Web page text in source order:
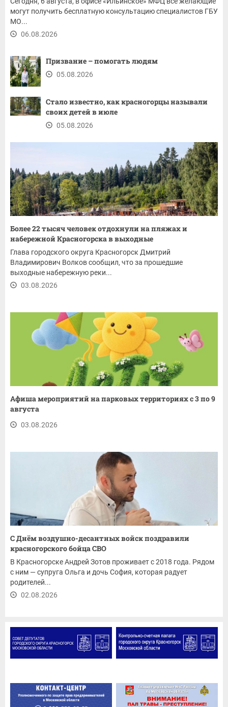
могут получить бесплатную консультацию специалистов ГБУ
МО...
06.08.2026
Призвание – помогать людям
05.08.2026
Стало известно, как красногорцы называли
своих детей в июле
05.08.2026
Более 22 тысяч человек отдохнули на пляжах и
набережной Красногорска в выходные
Глава городского округа Красногорск Дмитрий
Владимирович Волков сообщил, что за прошедшие
выходные набережную реки...
03.08.2026
Афиша мероприятий на парковых территориях с 3 по 9
августа
03.08.2026
С Днём воздушно-десантных войск поздравили
красногорского бойца СВО
В Красногорске Андрей Зотов проживает с 2018 года. Рядом
с ним — супруга Ольга и дочь София, которая радует
родителей...
02.08.2026